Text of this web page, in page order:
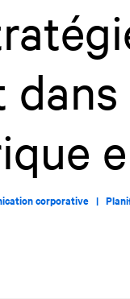
corporative |